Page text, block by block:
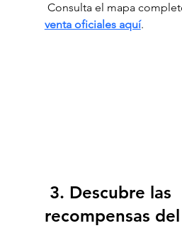
Consulta el mapa
venta oficiales aquí.
recompensas